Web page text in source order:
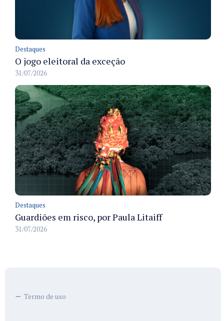
Destaques
O jogo eleitoral da exceção
31/07/2026
Destaques
Guardiões em risco, por Paula Litaiff
31/07/2026
Termo de uso